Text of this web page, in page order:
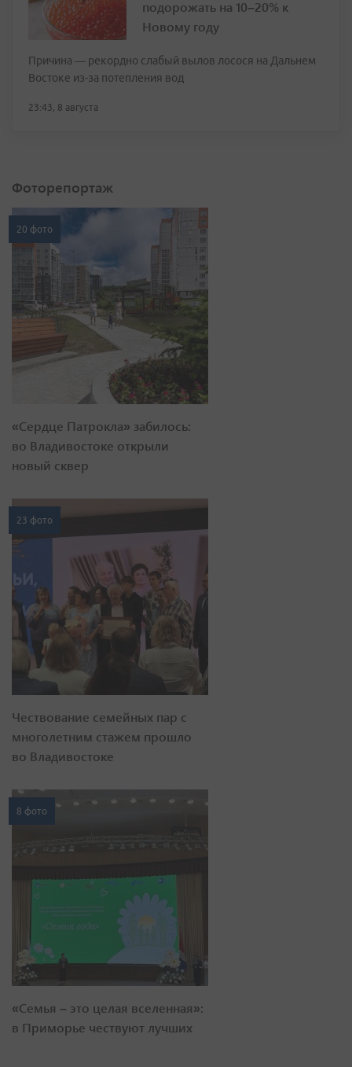
подорожать на 10–20% к
Новому году
Причина — рекордно слабый вылов лосося на Дальнем
Востоке из-за потепления вод
23:43, 8 августа
Фоторепортаж
20 фото
«Сердце Патрокла» забилось:
во Владивостоке открыли
новый сквер
23 фото
Чествование семейных пар с
многолетним стажем прошло
во Владивостоке
8 фото
«Семья – это целая вселенная»:
в Приморье чествуют лучших